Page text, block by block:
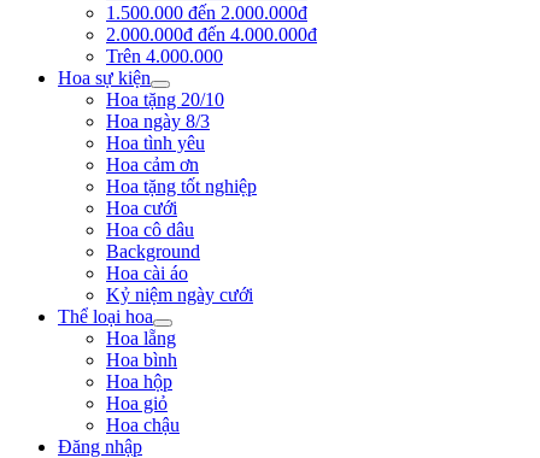
1.500.000 đến 2.000.000đ
2.000.000đ đến 4.000.000đ
Trên 4.000.000
Hoa sự kiện
Hoa tặng 20/10
Hoa ngày 8/3
Hoa tình yêu
Hoa cảm ơn
Hoa tặng tốt nghiệp
Hoa cưới
Hoa cô dâu
Background
Hoa cài áo
Kỷ niệm ngày cưới
Thể loại hoa
Hoa lẵng
Hoa bình
Hoa hộp
Hoa giỏ
Hoa chậu
Đăng nhập